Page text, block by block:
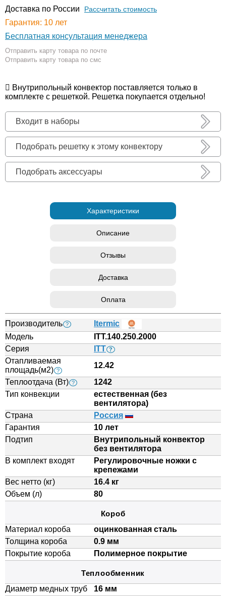
Доставка по России Рассчитать стоимость
Гарантия: 10 лет
Бесплатная консультация менеджера
Отправить карту товара по почте
Отправить карту товара по смс
Внутрипольный конвектор поставляется только в
комплекте с решеткой. Решетка покупается отдельно!
Входит в наборы
Подобрать решетку к этому конвектору
Подобрать аксессуары
Характеристики
Описание
Отзывы
Доставка
Оплата
Производитель ?
Itermic
Модель
ITT.140.250.2000
Серия
ITT ?
Отапливаемая
площадь(м2) ?
12.42
Теплоотдача (Вт) ?
1242
Тип конвекции
естественная (без
вентилятора)
Страна
Россия
Гарантия
10 лет
Подтип
Внутрипольный конвектор
без вентилятора
В комплект входят
Регулировочные ножки с
крепежами
Вес нетто (кг)
16.4 кг
Объем (л)
80
Короб
Материал короба
оцинкованная сталь
Толщина короба
0.9 мм
Покрытие короба
Полимерное покрытие
Теплообменник
Диаметр медных труб
16 мм